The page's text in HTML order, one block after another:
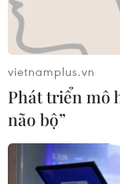
vietnamplus.vn
Phát triển mô
não bộ”